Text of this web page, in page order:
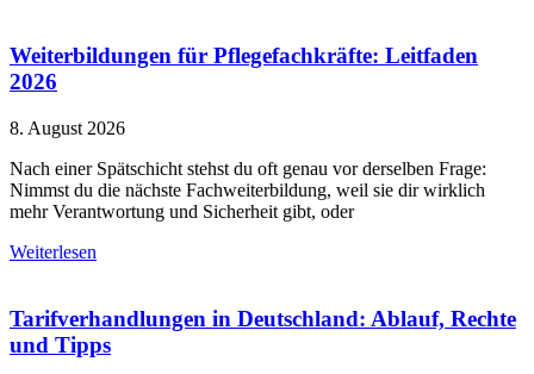
Weiterbildungen für Pflegefachkräfte: Leitfaden
2026
8. August 2026
Nach einer Spätschicht stehst du oft genau vor derselben Frage:
Nimmst du die nächste Fachweiterbildung, weil sie dir wirklich
mehr Verantwortung und Sicherheit gibt, oder
Weiterlesen
Tarifverhandlungen in Deutschland: Ablauf, Rechte
und Tipps